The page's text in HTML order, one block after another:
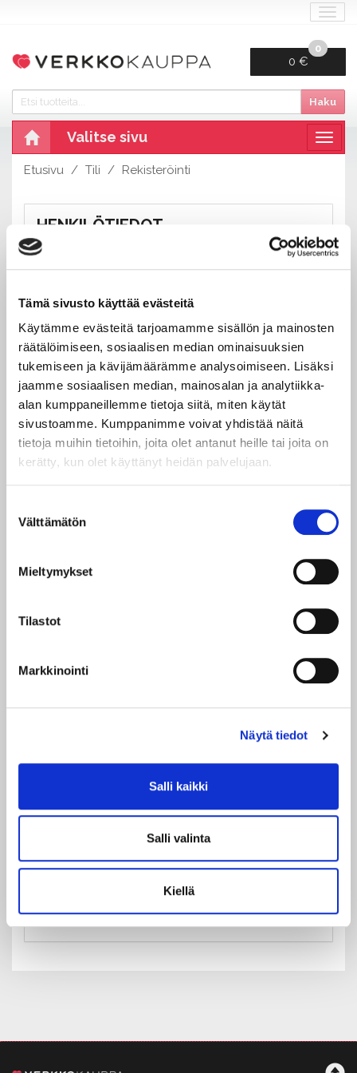
Tämä sivusto käyttää evästeitä
Käytämme evästeitä tarjoamamme sisällön ja mainosten
räätälöimiseen, sosiaalisen median ominaisuuksien
tukemiseen ja kävijämäärämme analysoimiseen. Lisäksi
jaamme sosiaalisen median, mainosalan ja analytiikka-
alan kumppaneillemme tietoja siitä, miten käytät
sivustoamme. Kumppanimme voivat yhdistää näitä
tietoja muihin tietoihin, joita olet antanut heille tai joita on
kerätty, kun olet käyttänyt heidän palvelujaan.
valinta
Välttämätön
Mieltymykset
Tilastot
Markkinointi
Näytä tiedot
Salli kaikki
Salli valinta
Kiellä
0 €
0
Haku
Valitse sivu
Etusivu Tili Rekisteröinti
HENKILÖTIEDOT
Etu- ja sukunimi:
Puhelin:
Sähköpostiosoite:
SALASANA
Salasana uudestaan:
OSOITETIEDOT
Osoite:
Suomi